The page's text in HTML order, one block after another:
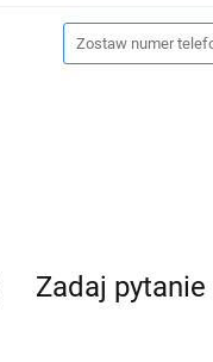
Zadaj pytanie